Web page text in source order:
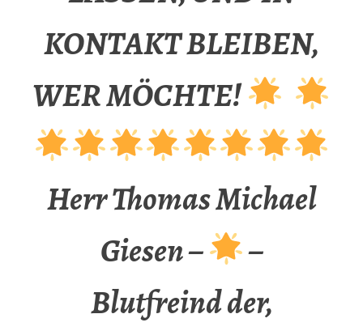
KONTAKT BLEIBEN,
WER MÖCHTE!
Herr Thomas Michael
Giesen –
–
Blutfreind der,